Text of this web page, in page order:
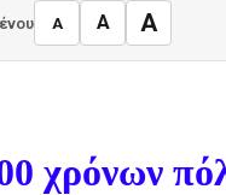
A A A
χρόνων